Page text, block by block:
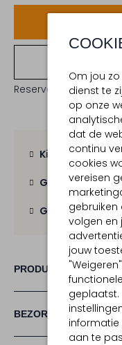
Om jou
dienst te
op onze
dat de
continu
cookies
vereisen
gebruiken
volgen en
jouw
geplaatst.
aan te
Reserveer direct in
Kies zelf je
Gratis
Gratis retour
PRODUCT INFORMATIE
BEZORGEN &